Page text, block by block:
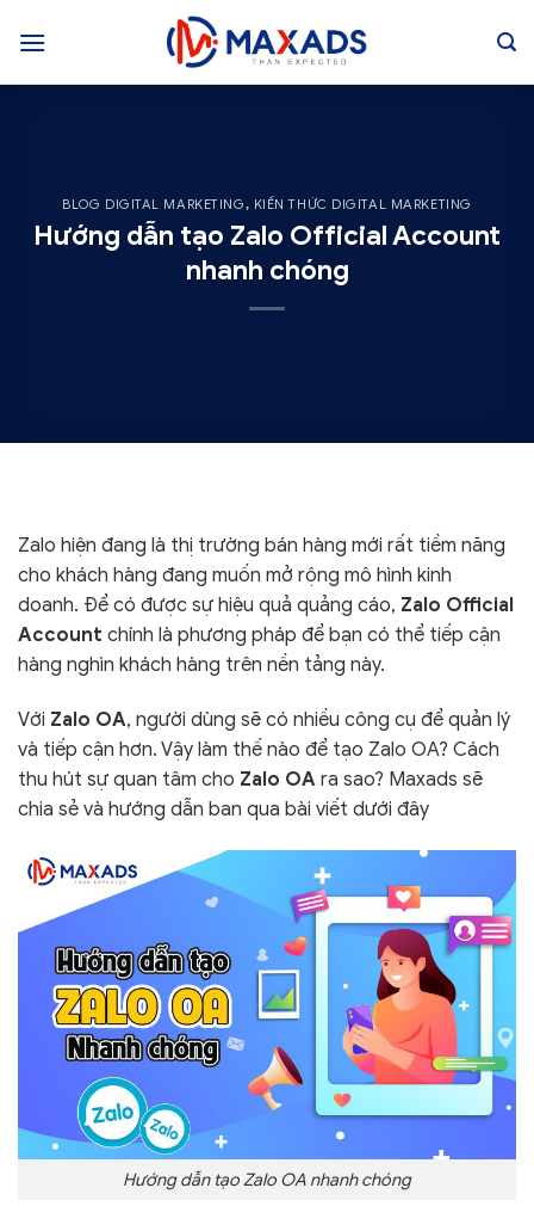
BLOG DIGITAL MARKETING, KIẾN THỨC DIGITAL MARKETING
Hướng dẫn tạo Zalo Official Account
nhanh chóng
Zalo hiện đang là thị trường bán hàng mới rất tiềm năng
cho khách hàng đang muốn mở rộng mô hình kinh
doanh. Để có được sự hiệu quả quảng cáo, Zalo Official
Account chính là phương pháp để bạn có thể tiếp cận
hàng nghìn khách hàng trên nền tảng này.
Với Zalo OA, người dùng sẽ có nhiều công cụ để quản lý
và tiếp cận hơn. Vậy làm thế nào để tạo Zalo OA? Cách
thu hút sự quan tâm cho Zalo OA ra sao? Maxads sẽ
chia sẻ và hướng dẫn ban qua bài viết dưới đây
Hướng dẫn tạo Zalo OA nhanh chóng